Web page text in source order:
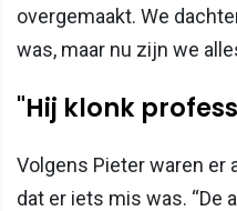
overgemaakt. We
was, maar nu zijn we
"Hij klonk
Volgens Pieter waren er
dat er iets mis was. “De